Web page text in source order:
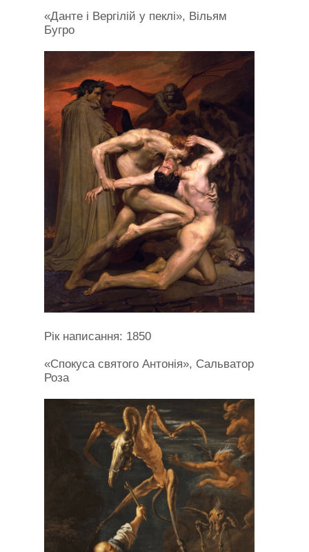
«Данте і Вергілій у пеклі», Вільям
Бугро
Рік написання: 1850
«Спокуса святого Антонія», Сальватор
Роза